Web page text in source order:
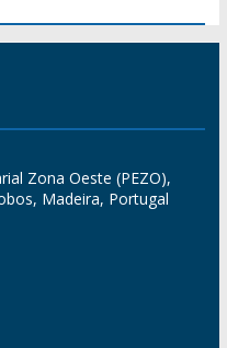
Zona Oeste (PEZO),
Madeira, Portugal